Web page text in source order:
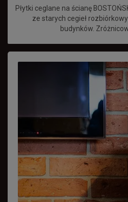
Płytki ceglane na ścianę
ze starych cegieł
budynków.